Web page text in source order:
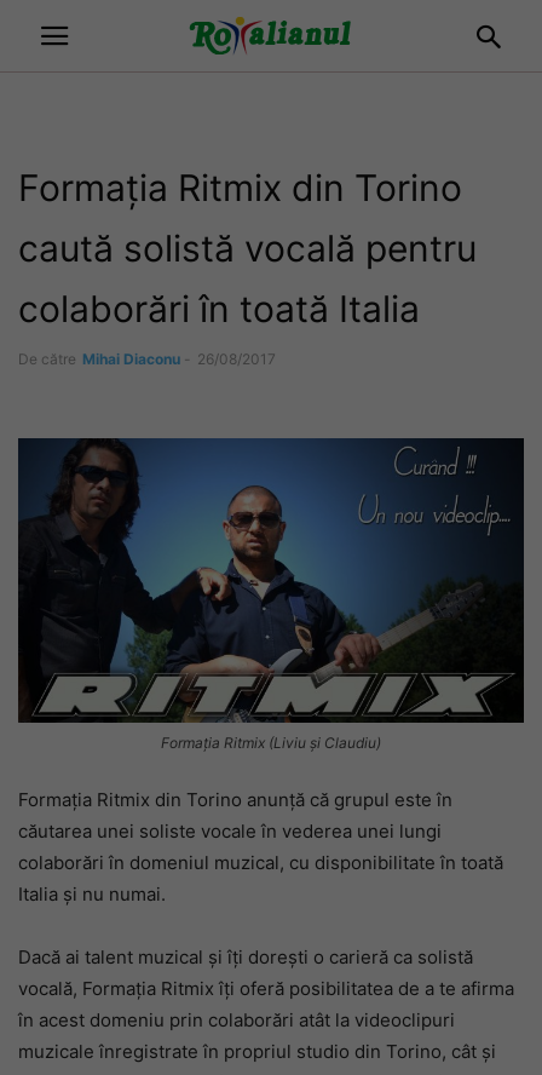
Formația Ritmix din Torino
caută solistă vocală pentru
colaborări în toată Italia
De către Mihai Diaconu - 26/08/2017
Formația Ritmix (Liviu și Claudiu)
Formația Ritmix din Torino anunță că grupul este în
căutarea unei soliste vocale în vederea unei lungi
colaborări în domeniul muzical, cu disponibilitate în toată
Italia și nu numai.
Dacă ai talent muzical și îți dorești o carieră ca solistă
vocală, Formația Ritmix îți oferă posibilitatea de a te afirma
în acest domeniu prin colaborări atât la videoclipuri
muzicale înregistrate în propriul studio din Torino, cât și